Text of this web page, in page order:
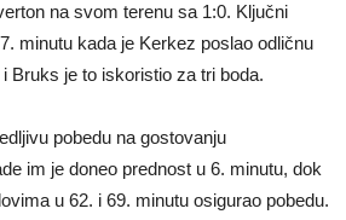
na svom terenu sa 1:0. Ključni
minutu kada je Kerkez poslao odličnu
Bruks je to iskoristio za tri boda.
pobedu na gostovanju
im je doneo prednost u 6. minutu, dok
u 62. i 69. minutu osigurao pobedu.